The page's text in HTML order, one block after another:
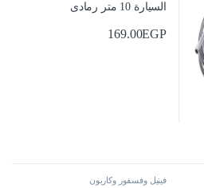
169.00EGP
فينيل وفسفور وكاربون